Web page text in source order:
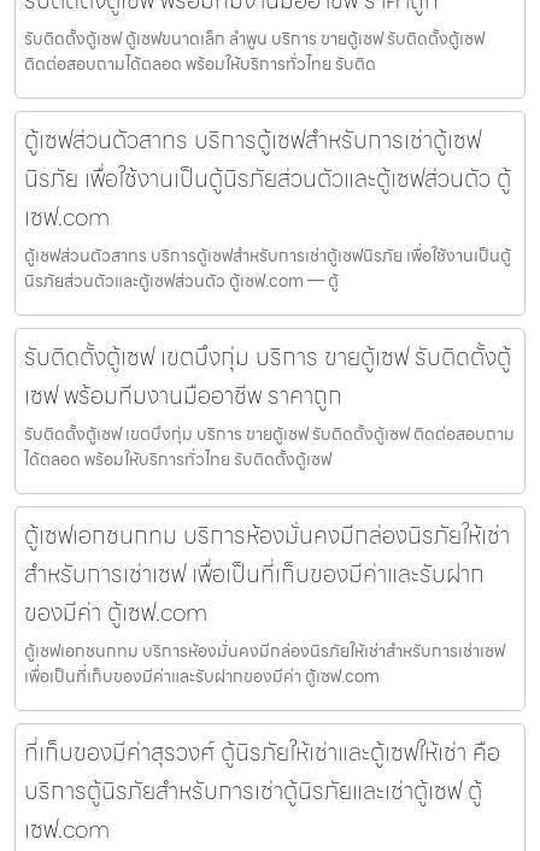
รับติดตั้งตู้เซฟ ตู้เซฟขนาดเล็ก ลำพูน บริการ ขายตู้เซฟ รับติดตั้งตู้เซฟ
ติดต่อสอบถามได้ตลอด พร้อมให้บริการทั่วไทย รับติด
ตู้เซฟส่วนตัวสาทร บริการตู้เซฟสำหรับการเช่าตู้เซฟ
นิรภัย เพื่อใช้งานเป็นตู้นิรภัยส่วนตัวและตู้เซฟส่วนตัว ตู้
เซฟ.com
ตู้เซฟส่วนตัวสาทร บริการตู้เซฟสำหรับการเช่าตู้เซฟนิรภัย เพื่อใช้งานเป็นตู้
นิรภัยส่วนตัวและตู้เซฟส่วนตัว ตู้เซฟ.com — ตู้
รับติดตั้งตู้เซฟ เขตบึงกุ่ม บริการ ขายตู้เซฟ รับติดตั้งตู้
เซฟ พร้อมทีมงานมืออาชีพ ราคาถูก
รับติดตั้งตู้เซฟ เขตบึงกุ่ม บริการ ขายตู้เซฟ รับติดตั้งตู้เซฟ ติดต่อสอบถาม
ได้ตลอด พร้อมให้บริการทั่วไทย รับติดตั้งตู้เซฟ
ตู้เซฟเอกชนกทม บริการห้องมั่นคงมีกล่องนิรภัยให้เช่า
สำหรับการเช่าเซฟ เพื่อเป็นที่เก็บของมีค่าและรับฝาก
ของมีค่า ตู้เซฟ.com
ตู้เซฟเอกชนกทม บริการห้องมั่นคงมีกล่องนิรภัยให้เช่าสำหรับการเช่าเซฟ
เพื่อเป็นที่เก็บของมีค่าและรับฝากของมีค่า ตู้เซฟ.com
ที่เก็บของมีค่าสุรวงศ์ ตู้นิรภัยให้เช่าและตู้เซฟให้เช่า คือ
บริการตู้นิรภัยสำหรับการเช่าตู้นิรภัยและเช่าตู้เซฟ ตู้
เซฟ.com